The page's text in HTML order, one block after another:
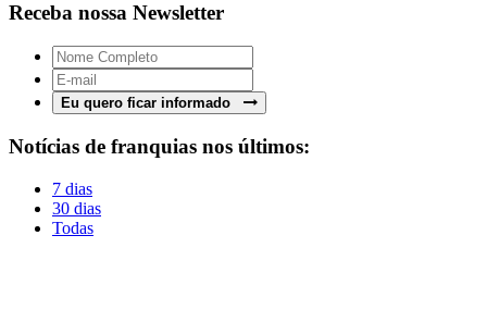
Receba nossa Newsletter
Eu quero ficar informado
Notícias de franquias nos últimos:
7 dias
30 dias
Todas